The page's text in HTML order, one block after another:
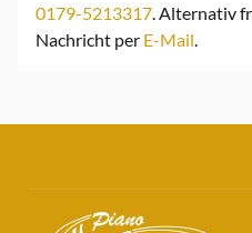
0179-5213317. Alternativ
Nachricht per E-Mail.